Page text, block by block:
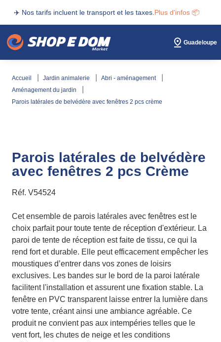
✈️ Nos tarifs incluent le transport et les taxes. Plus d'infos 📦
Guadeloupe
accueil jardin animalerie
abri - aménagement
aménagement du jardin
parois latérales de belvédère avec fenêtres 2 pcs crème
Parois latérales de belvédère
avec fenêtres 2 pcs Crème
Réf. V54524
Cet ensemble de parois latérales avec fenêtres est le
choix parfait pour toute tente de réception d'extérieur. La
paroi de tente de réception est faite de tissu, ce qui la
rend fort et durable. Elle peut efficacement empêcher les
moustiques d’entrer dans vos zones de loisirs
exclusives. Les bandes sur le bord de la paroi latérale
facilitent l'installation et assurent une fixation stable. La
fenêtre en PVC transparent laisse entrer la lumière dans
votre tente, créant ainsi une ambiance agréable. Ce
produit ne convient pas aux intempéries telles que le
vent fort, les chutes de neige et les conditions